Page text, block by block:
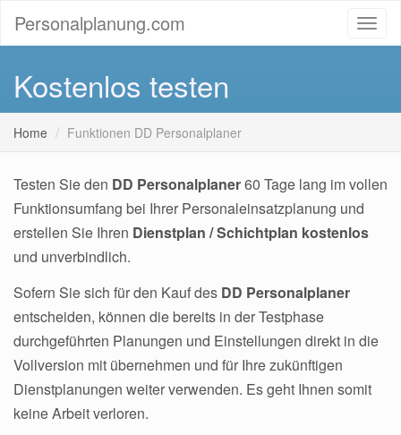
Personalplanung.com
Kostenlos testen
Home Funktionen DD Personalplaner
Testen Sie den DD Personalplaner60 Tage lang im vollen
Funktionsumfang bei Ihrer Personaleinsatzplanung und
erstellen Sie Ihren Dienstplan / Schichtplan kostenlos
und unverbindlich.
Sofern Sie sich für den Kauf des DD Personalplaner
entscheiden, können die bereits in der Testphase
durchgeführten Planungen und Einstellungen direkt in die
Vollversion mit übernehmen und für Ihre zukünftigen
Dienstplanungen weiter verwenden. Es geht Ihnen somit
keine Arbeit verloren.